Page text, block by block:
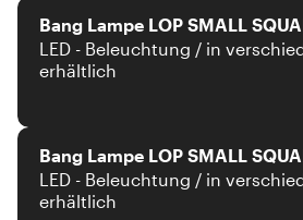
Bang Lampe LOP SMALL
LED - Beleuchtung / in
erhältlich
Bang Lampe LOP SMALL
LED - Beleuchtung / in
erhältlich